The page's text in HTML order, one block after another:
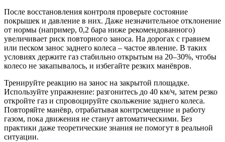
После восстановления контроля проверьте состояние
покрышек и давление в них. Даже незначительное отклонение
от нормы (например, 0,2 бара ниже рекомендованного)
увеличивает риск повторного заноса. На дорогах с гравием
или песком занос заднего колеса – частое явление. В таких
условиях держите газ стабильно открытым на 20–30%, чтобы
колесо не закапывалось, и избегайте резких манёвров.
Тренируйте реакцию на занос на закрытой площадке.
Используйте упражнение: разгонитесь до 40 км/ч, затем резко
откройте газ и спровоцируйте скольжение заднего колеса.
Повторяйте манёвр, отрабатывая контрсмещение и работу
газом, пока движения не станут автоматическими. Без
практики даже теоретические знания не помогут в реальной
ситуации.